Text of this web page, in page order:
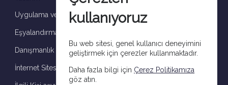
Uygulama ve denetim
Eşyalandırma
Danışmanlık
İnternet Sitesi çerez aydınlatma metni
kullanıyoruz
Bu web sitesi, genel kullanıcı deneyimini
geliştirmek için çerezler kullanmaktadır.
Daha fazla bilgi için Çerez Politikamıza
göz atın.